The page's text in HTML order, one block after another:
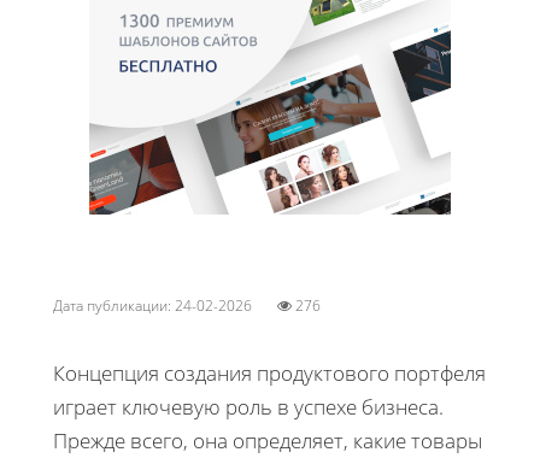
Дата публикации: 24-02-2026 276
Концепция создания продуктового портфеля
играет ключевую роль в успехе бизнеса.
Прежде всего, она определяет, какие товары